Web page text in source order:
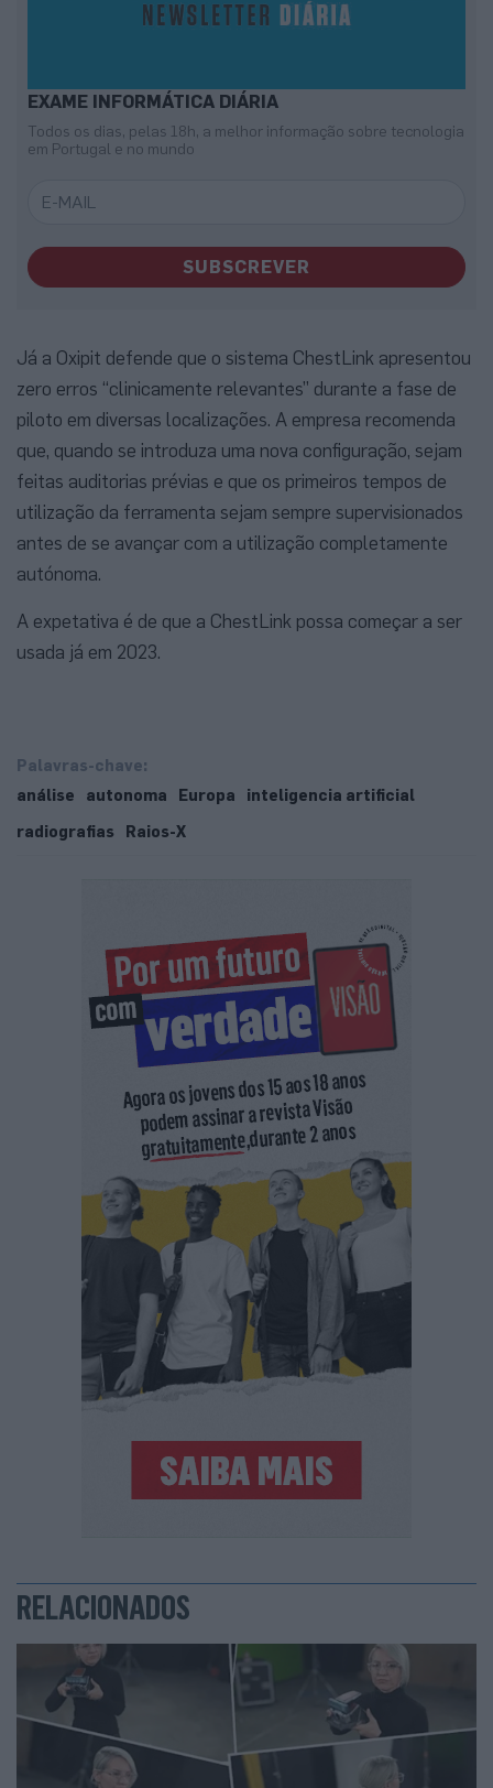
EXAME INFORMÁTICA DIÁRIA
Todos os dias, pelas 18h, a melhor informação sobre tecnologia
em Portugal e no mundo
SUBSCREVER
Já a Oxipit defende que o sistema ChestLink apresentou
zero erros “clinicamente relevantes” durante a fase de
piloto em diversas localizações. A empresa recomenda
que, quando se introduza uma nova configuração, sejam
feitas auditorias prévias e que os primeiros tempos de
utilização da ferramenta sejam sempre supervisionados
antes de se avançar com a utilização completamente
autónoma.
A expetativa é de que a ChestLink possa começar a ser
usada já em 2023.
Palavras-chave:
análise
autonoma Europa
inteligencia artificial
radiografias
Raios-X
RELACIONADOS